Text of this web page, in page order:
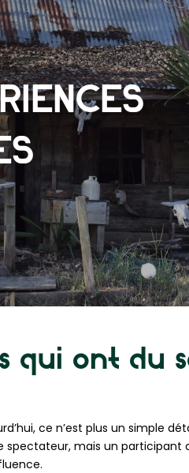
qui ont du
ce n’est plus un simple
spectateur, mais un participant